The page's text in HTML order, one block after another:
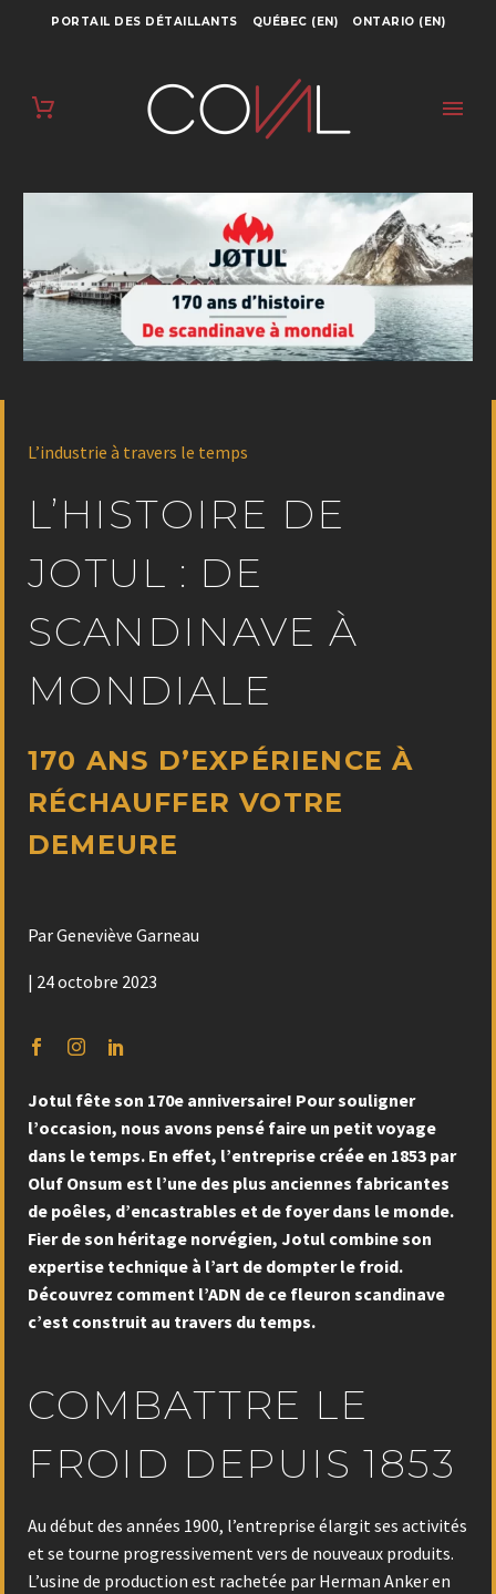
PORTAIL DES DÉTAILLANTS QUÉBEC (EN) ONTARIO (EN)
L’industrie à travers le temps
L’HISTOIRE DE
JOTUL : DE
SCANDINAVE À
MONDIALE
170 ANS D’EXPÉRIENCE À
RÉCHAUFFER VOTRE
DEMEURE
Par Geneviève Garneau
| 24 octobre 2023
Jotul fête son 170e anniversaire! Pour souligner
l’occasion, nous avons pensé faire un petit voyage
dans le temps. En effet, l’entreprise créée en 1853 par
Oluf Onsum est l’une des plus anciennes fabricantes
de poêles, d’encastrables et de foyer dans le monde.
Fier de son héritage norvégien, Jotul combine son
expertise technique à l’art de dompter le froid.
Découvrez comment l’ADN de ce fleuron scandinave
c’est construit au travers du temps.
COMBATTRE LE
FROID DEPUIS 1853
Au début des années 1900, l’entreprise élargit ses activités
et se tourne progressivement vers de nouveaux produits.
L’usine de production est rachetée par Herman Anker en